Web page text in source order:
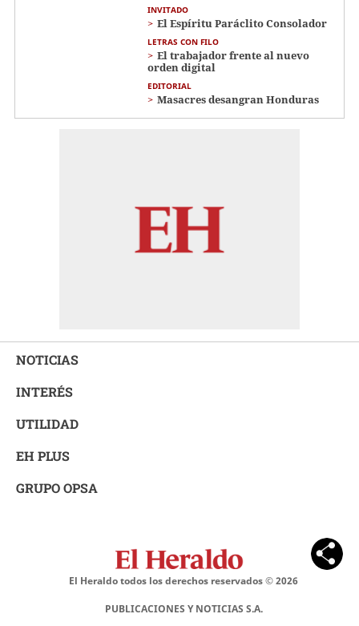
INVITADO
El Espíritu Paráclito Consolador
LETRAS CON FILO
El trabajador frente al nuevo
orden digital
EDITORIAL
Masacres desangran Honduras
NOTICIAS
INTERÉS
UTILIDAD
EH PLUS
GRUPO OPSA
El Heraldo todos los derechos reservados ©2026
PUBLICACIONES Y NOTICIAS S.A.